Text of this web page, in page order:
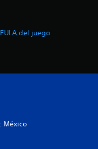
del juego
México